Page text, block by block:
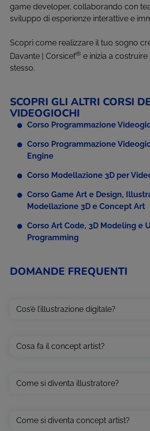
game developer, collaborando con
sviluppo di esperienze interattive e
Scopri come realizzare il tuo sogno
Davante | Corsicef® e inizia a
stesso.
SCOPRI GLI ALTRI CORSI
VIDEOGIOCHI
Corso Programmazione
Corso Programmazione
Engine
Corso Modellazione 3D per
Corso Game Art e Design,
Modellazione 3D e Concept Art
Corso Art Code, 3D Modeling e
Programming
DOMANDE FREQUENTI
Cos’è l’illustrazione digitale?
Cosa fa il concept artist?
Come si diventa illustratore?
Come si diventa concept artist?